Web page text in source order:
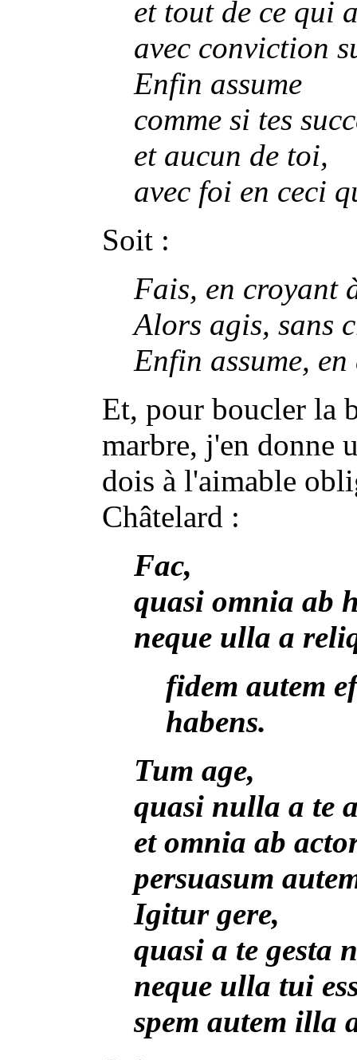
et tout de ce qui
avec conviction
Enfin assume
comme si tes
et aucun de toi,
avec foi en ceci
Soit :
Fais, en croyant
Alors agis, sans
Enfin assume,
Et, pour boucler la
marbre, j'en donne
dois à l'aimable
Châtelard :
Fac,
quasi omnia ab
neque ulla a
fidem autem
habens.
Tum age,
quasi nulla a te
et omnia ab
persuasum
Igitur gere,
quasi a te gesta
neque ulla tui
spem autem illa